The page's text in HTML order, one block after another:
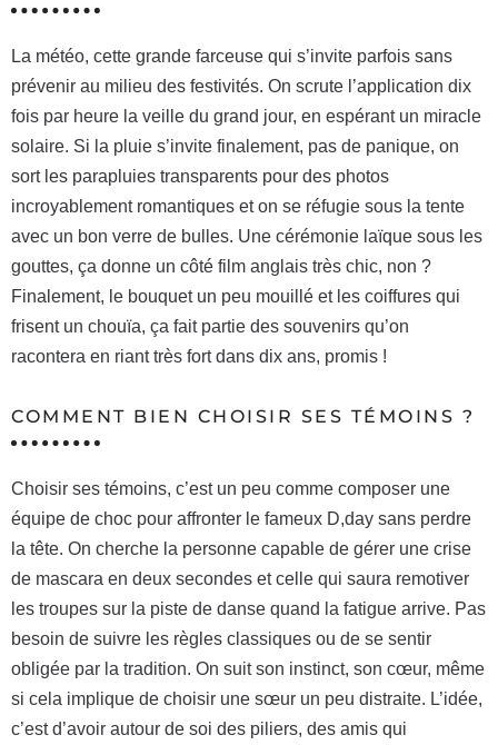
La météo, cette grande farceuse qui s’invite parfois sans
prévenir au milieu des festivités. On scrute l’application dix
fois par heure la veille du grand jour, en espérant un miracle
solaire. Si la pluie s’invite finalement, pas de panique, on
sort les parapluies transparents pour des photos
incroyablement romantiques et on se réfugie sous la tente
avec un bon verre de bulles. Une cérémonie laïque sous les
gouttes, ça donne un côté film anglais très chic, non ?
Finalement, le bouquet un peu mouillé et les coiffures qui
frisent un chouïa, ça fait partie des souvenirs qu’on
racontera en riant très fort dans dix ans, promis !
COMMENT BIEN CHOISIR SES TÉMOINS ?
Choisir ses témoins, c’est un peu comme composer une
équipe de choc pour affronter le fameux D,day sans perdre
la tête. On cherche la personne capable de gérer une crise
de mascara en deux secondes et celle qui saura remotiver
les troupes sur la piste de danse quand la fatigue arrive. Pas
besoin de suivre les règles classiques ou de se sentir
obligée par la tradition. On suit son instinct, son cœur, même
si cela implique de choisir une sœur un peu distraite. L’idée,
c’est d’avoir autour de soi des piliers, des amis qui